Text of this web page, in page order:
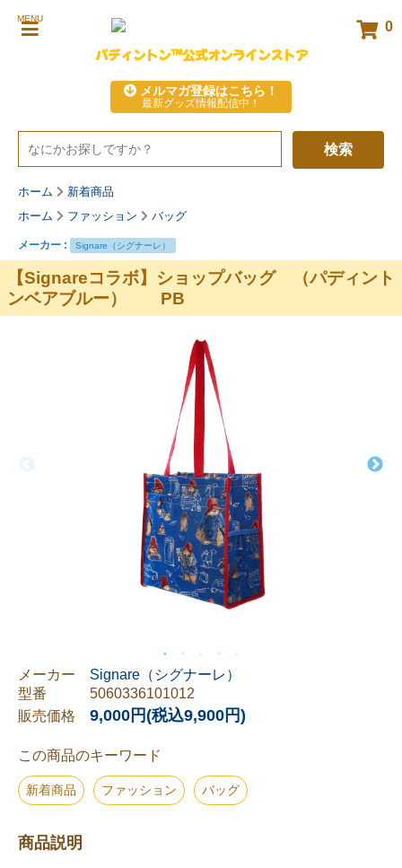
MENU 0
パディントン™公式オンラインストア
メルマガ登録はこちら！
最新グッズ情報配信中！
検索
ホーム
新着商品
ホーム
ファッション バッグ
メーカー : Signare（シグナーレ）
【Signareコラボ】ショップバッグ （パディント
ンベアブルー） PB
メーカー Signare（シグナーレ）
型番
5060336101012
販売価格 9,000円(税込9,900円)
この商品のキーワード
新着商品 ファッション バッグ
商品説明